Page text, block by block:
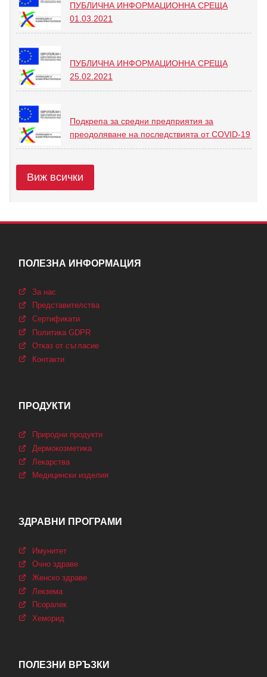
ПУБЛИЧНА ИНФОРМАЦИОННА СРЕЩА
01.03.2021
ПУБЛИЧНА ИНФОРМАЦИОННА СРЕЩА
25.02.2021
Подкрепа за средни предприятия за
преодоляване на последствията от COVID-19
Виж всички
ПОЛЕЗНА ИНФОРМАЦИЯ
За нас
Представителства
Сертификати
Политика GDPR
Отказ от съгласие
Контакти
ПРОДУКТИ
Природни продукти
Дермокозметика
Лекарства
Медицински изделия
ЗДРАВНИ ПРОГРАМИ
Имунитет
Очно здраве
Женско здраве
Лекзема
Псоралек
Хеморид
ПОЛЕЗНИ ВРЪЗКИ